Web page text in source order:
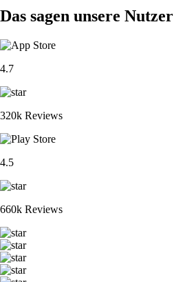
Das sagen unsere Nutzer
4.7
320k Reviews
4.5
660k Reviews